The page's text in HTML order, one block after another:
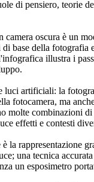
di pensiero, teorie
camera oscura è un
base della fotografia
illustra i
luci artificiali: la
fotocamera, ma
molte combinazioni
effetti e contesti
la rappresentazione
una tecnica
un esposimetro